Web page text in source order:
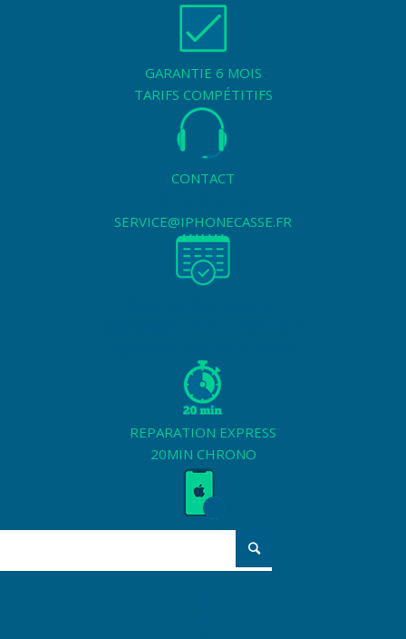
GARANTIE 6 MOIS
TARIFS COMPÉTITIFS
CONTACT
SERVICE@IPHONECASSE.FR
REPARATION EXPRESS
20MIN CHRONO